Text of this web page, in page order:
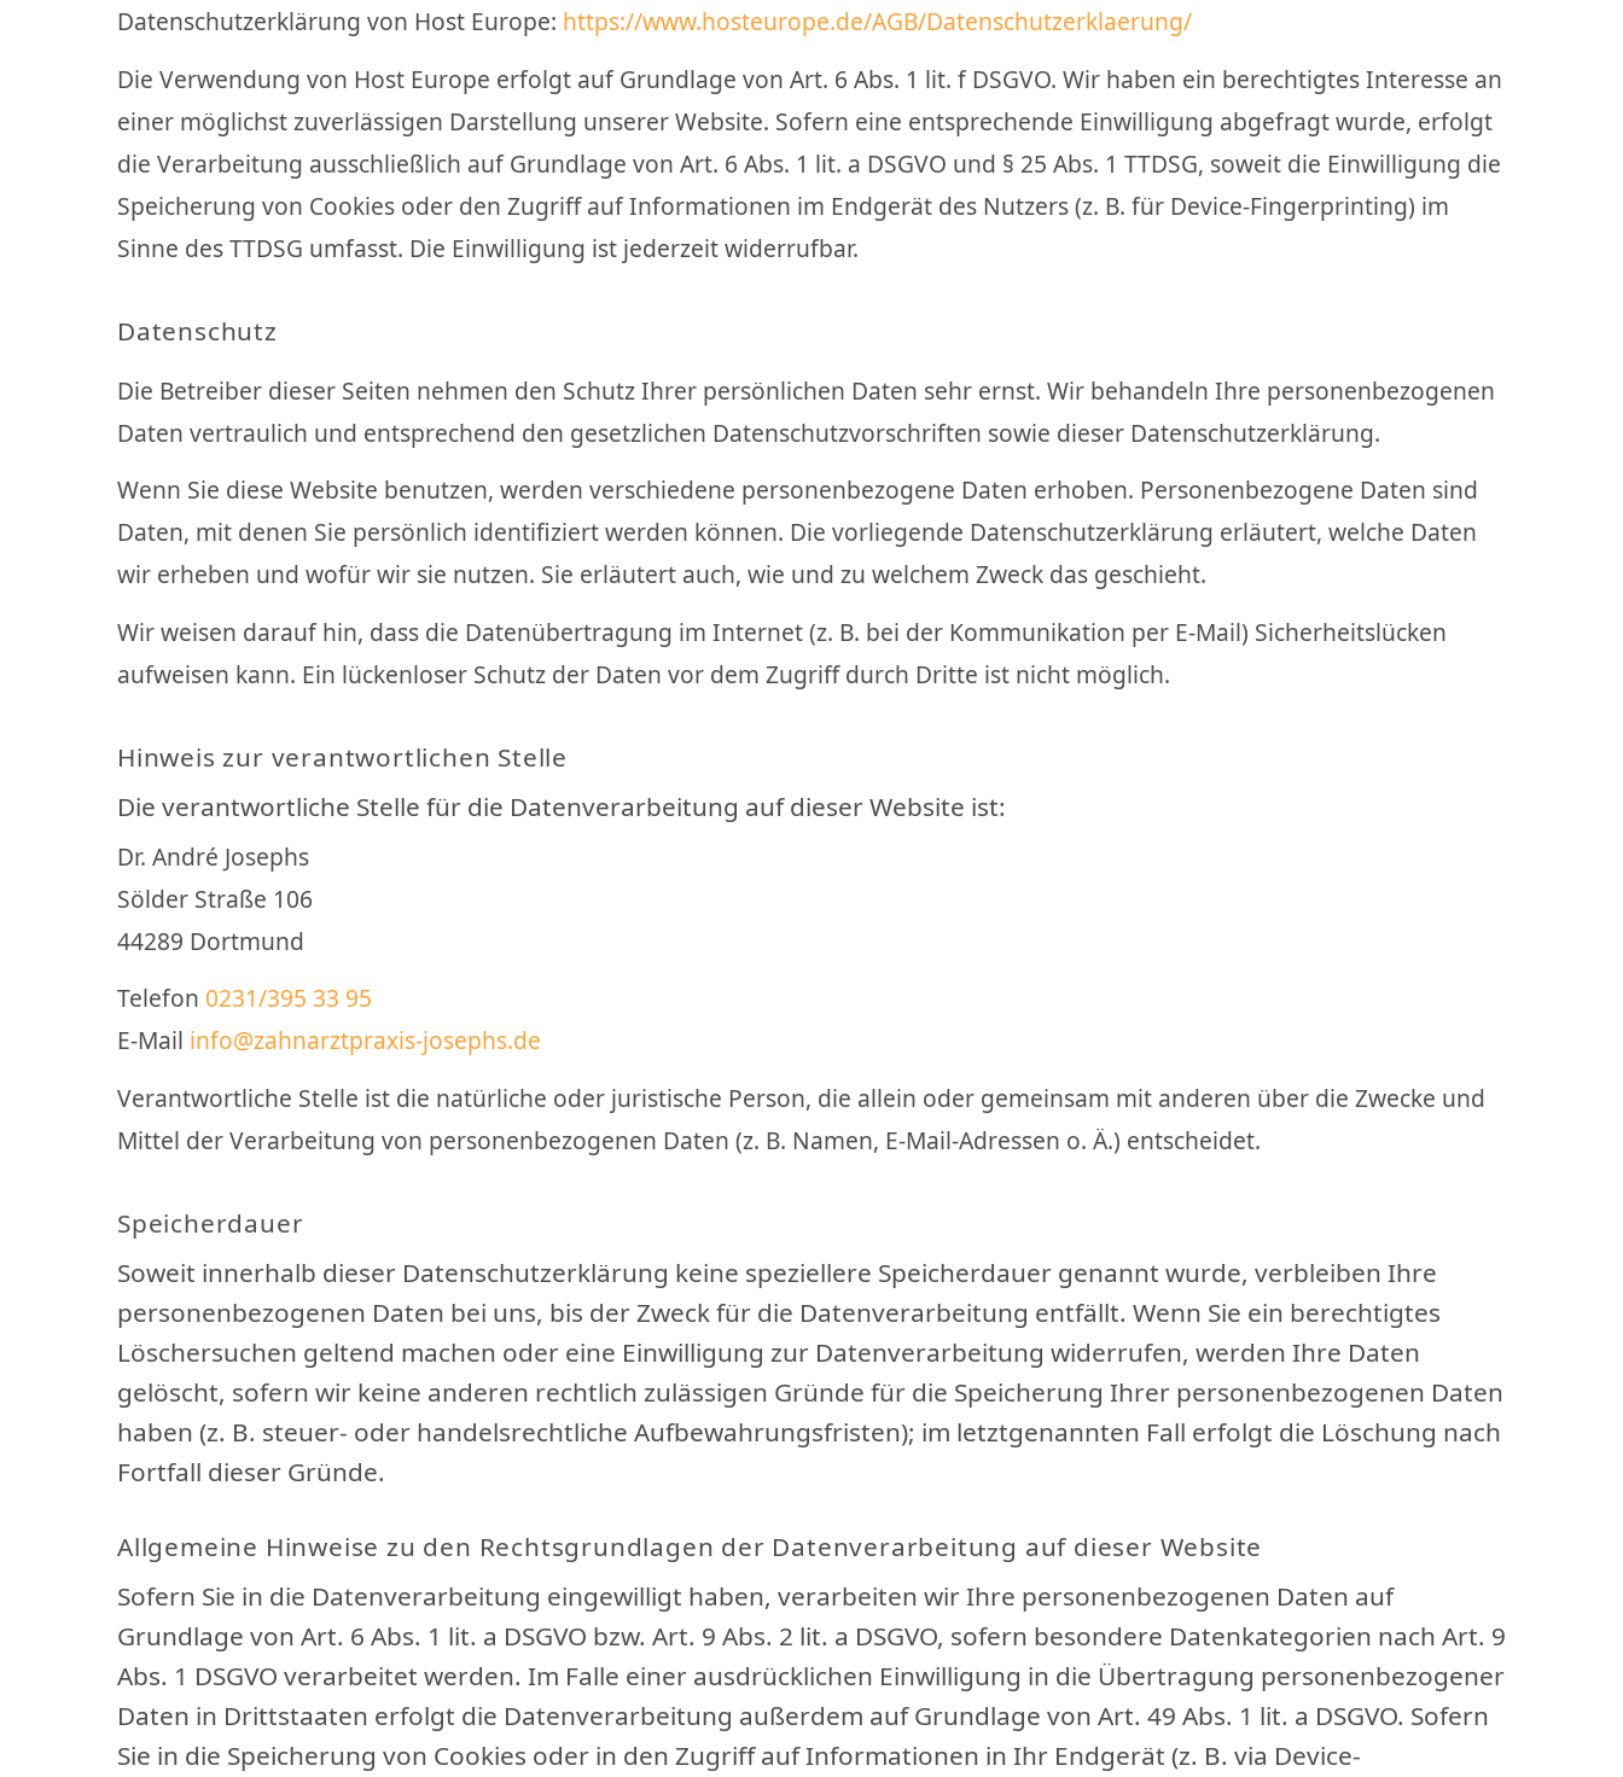
Datenschutzerklärung von Host Europe: https://www.hosteurope.de/AGB/Datenschutzerklaerung/
Die Verwendung von Host Europe erfolgt auf Grundlage von Art. 6 Abs. 1 lit. f DSGVO. Wir haben ein berechtigtes Interesse an
einer möglichst zuverlässigen Darstellung unserer Website. Sofern eine entsprechende Einwilligung abgefragt wurde, erfolgt
die Verarbeitung ausschließlich auf Grundlage von Art. 6 Abs. 1 lit. a DSGVO und § 25 Abs. 1 TTDSG, soweit die Einwilligung die
Speicherung von Cookies oder den Zugriff auf Informationen im Endgerät des Nutzers (z. B. für Device-Fingerprinting) im
Sinne des TTDSG umfasst. Die Einwilligung ist jederzeit widerrufbar.
Datenschutz
Die Betreiber dieser Seiten nehmen den Schutz Ihrer persönlichen Daten sehr ernst. Wir behandeln Ihre personenbezogenen
Daten vertraulich und entsprechend den gesetzlichen Datenschutzvorschriften sowie dieser Datenschutzerklärung.
Wenn Sie diese Website benutzen, werden verschiedene personenbezogene Daten erhoben. Personenbezogene Daten sind
Daten, mit denen Sie persönlich identifiziert werden können. Die vorliegende Datenschutzerklärung erläutert, welche Daten
wir erheben und wofür wir sie nutzen. Sie erläutert auch, wie und zu welchem Zweck das geschieht.
Wir weisen darauf hin, dass die Datenübertragung im Internet (z. B. bei der Kommunikation per E-Mail) Sicherheitslücken
aufweisen kann. Ein lückenloser Schutz der Daten vor dem Zugriff durch Dritte ist nicht möglich.
Hinweis zur verantwortlichen Stelle
Die verantwortliche Stelle für die Datenverarbeitung auf dieser Website ist:
Dr. André Josephs
Sölder Straße 106
44289 Dortmund
Telefon 0231/395 33 95
E-Mail info@zahnarztpraxis-josephs.de
Verantwortliche Stelle ist die natürliche oder juristische Person, die allein oder gemeinsam mit anderen über die Zwecke und
Mittel der Verarbeitung von personenbezogenen Daten (z. B. Namen, E-Mail-Adressen o. Ä.) entscheidet.
Speicherdauer
Soweit innerhalb dieser Datenschutzerklärung keine speziellere Speicherdauer genannt wurde, verbleiben Ihre
personenbezogenen Daten bei uns, bis der Zweck für die Datenverarbeitung entfällt. Wenn Sie ein berechtigtes
Löschersuchen geltend machen oder eine Einwilligung zur Datenverarbeitung widerrufen, werden Ihre Daten
gelöscht, sofern wir keine anderen rechtlich zulässigen Gründe für die Speicherung Ihrer personenbezogenen Daten
haben (z. B. steuer- oder handelsrechtliche Aufbewahrungsfristen); im letztgenannten Fall erfolgt die Löschung nach
Fortfall dieser Gründe.
Allgemeine Hinweise zu den Rechtsgrundlagen der Datenverarbeitung auf dieser Website
Sofern Sie in die Datenverarbeitung eingewilligt haben, verarbeiten wir Ihre personenbezogenen Daten auf
Grundlage von Art. 6 Abs. 1 lit. a DSGVO bzw. Art. 9 Abs. 2 lit. a DSGVO, sofern besondere Datenkategorien nach Art. 9
Abs. 1 DSGVO verarbeitet werden. Im Falle einer ausdrücklichen Einwilligung in die Übertragung personenbezogener
Daten in Drittstaaten erfolgt die Datenverarbeitung außerdem auf Grundlage von Art. 49 Abs. 1 lit. a DSGVO. Sofern
Sie in die Speicherung von Cookies oder in den Zugriff auf Informationen in Ihr Endgerät (z. B. via Device-